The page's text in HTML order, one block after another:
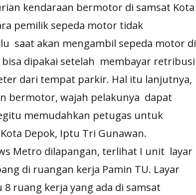
kendaraan bermotor di samsat Kota
pemilik sepeda motor tidak
saat akan mengambil sepeda motor di
dipakai setelah membayar retribusi
dari tempat parkir. Hal itu lanjutnya,
bermotor, wajah pelakunya dapat
memudahkan petugas untuk
Depok, Iptu Tri Gunawan.
Metro dilapangan, terlihat I unit layar
di ruangan kerja Pamin TU. Layar
ruang kerja yang ada di samsat